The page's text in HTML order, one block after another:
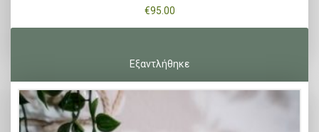
€95.00